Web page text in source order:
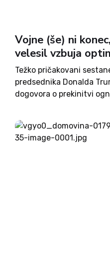
Vojne (še) ni
velesil vzbuja
Težko pričakovani
predsednika Donalda
dogovora o prekinitvi
potezi je Volodimir
Trump, ki se...